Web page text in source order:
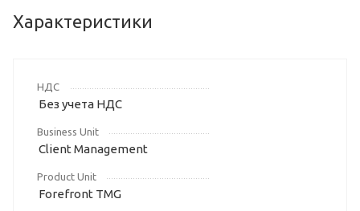
Характеристики
НДС
Без учета НДС
Business Unit
Client Management
Product Unit
Forefront TMG